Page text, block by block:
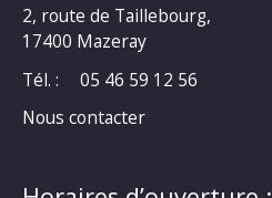
2, route de Taillebourg,
17400 Mazeray
Tél. :
05 46 59 12 56
Nous contacter